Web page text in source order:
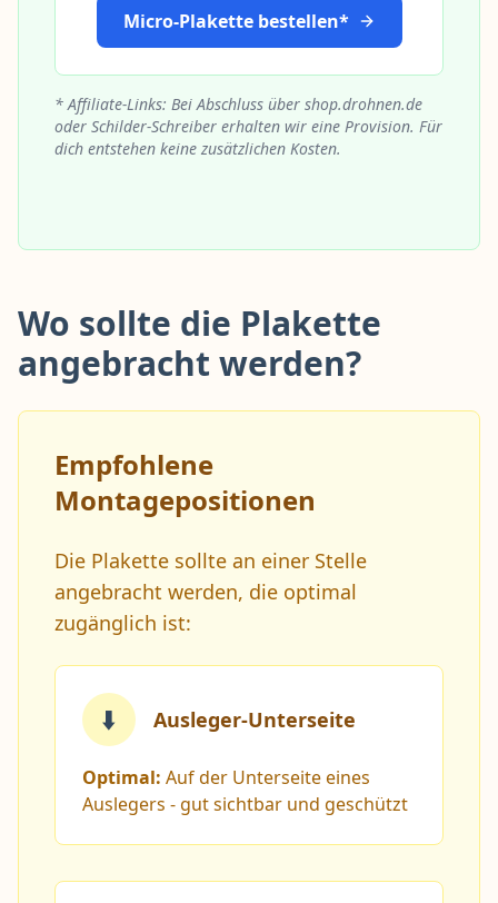
Micro-Plakette bestellen*
* Affiliate-Links: Bei Abschluss über shop.drohnen.de
oder Schilder-Schreiber erhalten wir eine Provision. Für
dich entstehen keine zusätzlichen Kosten.
Wo sollte die Plakette
angebracht werden?
Empfohlene
Montagepositionen
Die Plakette sollte an einer Stelle
angebracht werden, die optimal
zugänglich ist:
⬇️ Ausleger-Unterseite
Optimal: Auf der Unterseite eines
Auslegers - gut sichtbar und geschützt